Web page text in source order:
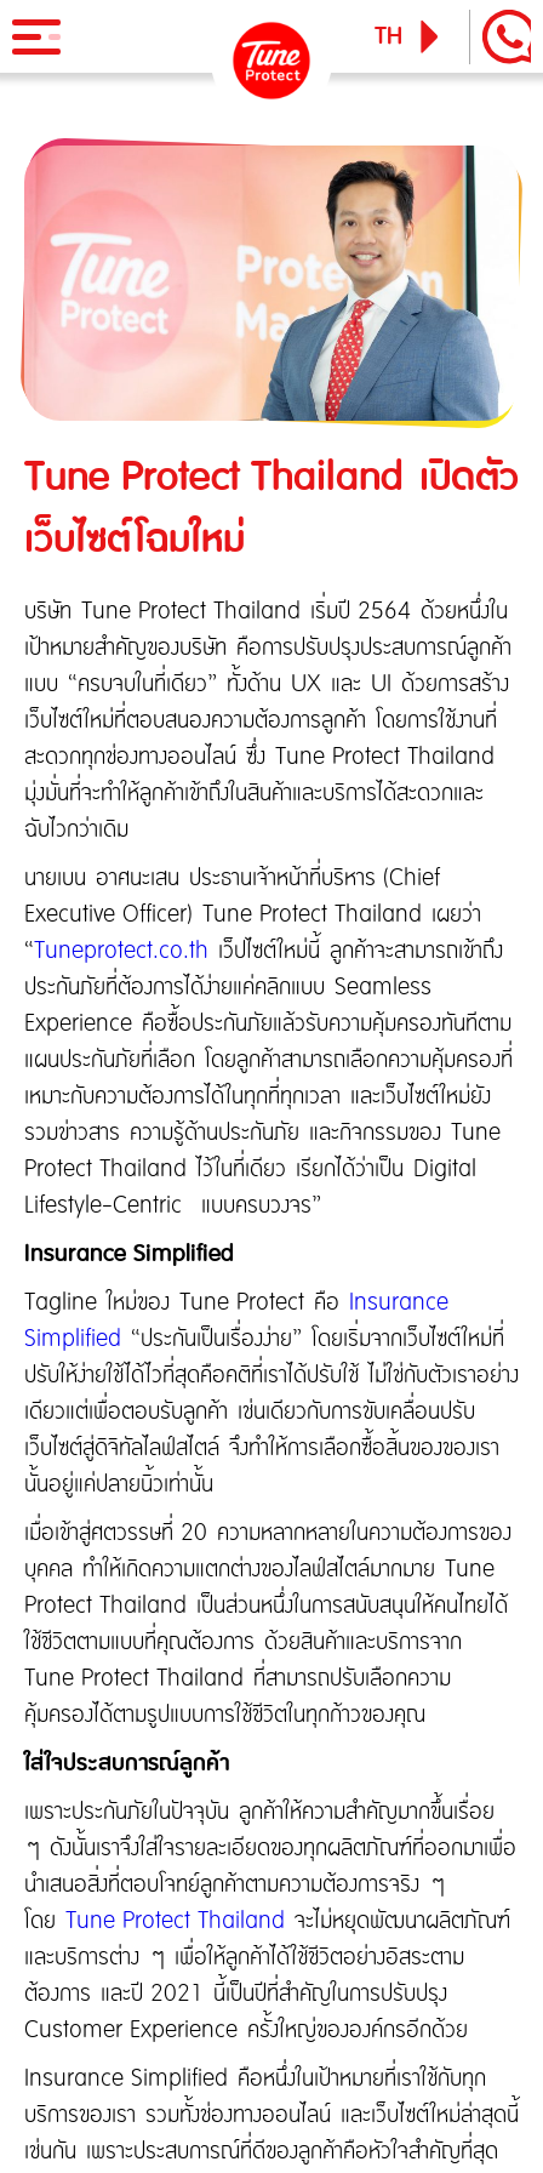
ผลิตภัณฑ์
ประกันภัยสำหรับบุคคล
ประกันภัยการเดินทาง
ทูน ไอพาส
ทูน ทราเวล ประกันเดินทางต่างประเทศ
ประกันภัยสำหรับธุรกิจ
ประกันความเสี่ยงภัยทุกชนิดสำหรับงานรับเหมาก่อสร้าง/ติดตั้ง
เครื่องจักร
ประกันภัยความเสี่ยงภัยทุกชนิดของเครื่องจักรที่ใช้ในงาน
ก่อสร้าง
ประกันความเสี่ยงภัยทุกชนิดของอุตสาหกรรม
ประกันภัยธุรกิจหยุดชะงัก
ประกันภัยทางทะเล และขนส่ง
ประกันอัคคีภัย
ข่าวสารและกิจกรรม
บริการ
Tune Care
Tune Connect
Lounge Pass
เรียกร้องสินไหม
บทความแนะนำ
ติดต่อเรา
เกี่ยวกับ Tune Protect
เกี่ยวกับ Tune Protect
ประวัติองค์กร
การกำกับดูแลกิจการ
รายงานประจำปี
ข้อมูลสำคัญทางการเงิน
TH
Tune Protect Thailand เปิดตัว
เว็บไซต์โฉมใหม่
บริษัท Tune Protect Thailand เริ่มปี 2564 ด้วยหนึ่งใน
เป้าหมายสำคัญของบริษัท คือการปรับปรุงประสบการณ์ลูกค้า
แบบ “ครบจบในที่เดียว” ทั้งด้าน UX และ UI ด้วยการสร้าง
เว็บไซต์ใหม่ที่ตอบสนองความต้องการลูกค้า โดยการใช้งานที่
สะดวกทุกช่องทางออนไลน์ ซึ่ง Tune Protect Thailand
มุ่งมั่นที่จะทำให้ลูกค้าเข้าถึงในสินค้าและบริการได้สะดวกและ
ฉับไวกว่าเดิม
นายเบน อาศนะเสน ประธานเจ้าหน้าที่บริหาร (Chief
Executive Officer) Tune Protect Thailand เผยว่า
“Tuneprotect.co.th เว็ปไซต์ใหม่นี้ ลูกค้าจะสามารถเข้าถึง
ประกันภัยที่ต้องการได้ง่ายแค่คลิกแบบ Seamless
Experience คือซื้อประกันภัยแล้วรับความคุ้มครองทันทีตาม
แผนประกันภัยที่เลือก โดยลูกค้าสามารถเลือกความคุ้มครองที่
เหมาะกับความต้องการได้ในทุกที่ทุกเวลา และเว็บไซต์ใหม่ยัง
รวมข่าวสาร ความรู้ด้านประกันภัย และกิจกรรมของ Tune
Protect Thailand ไว้ในที่เดียว เรียกได้ว่าเป็น Digital
Lifestyle-Centric แบบครบวงจร”
Insurance Simplified
Tagline ใหม่ของ Tune Protect คือ Insurance
Simplified “ประกันเป็นเรื่องง่าย” โดยเริ่มจากเว็บไซต์ใหม่ที่
ปรับให้ง่ายใช้ได้ไวที่สุดคือคติที่เราได้ปรับใช้ ไม่ใช่กับตัวเราอย่าง
เดียวแต่เพื่อตอบรับลูกค้า เช่นเดียวกับการขับเคลื่อนปรับ
เว็บไซต์สู่ดิจิทัลไลฟ์สไตล์ จึงทำให้การเลือกซื้อสิ้นของของเรา
นั้นอยู่แค่ปลายนิ้วเท่านั้น
เมื่อเข้าสู่ศตวรรษที่ 20 ความหลากหลายในความต้องการของ
บุคคล ทำให้เกิดความแตกต่างของไลฟ์สไตล์มากมาย Tune
Protect Thailand เป็นส่วนหนึ่งในการสนับสนุนให้คนไทยได้
ใช้ชีวิตตามแบบที่คุณต้องการ ด้วยสินค้าและบริการจาก
Tune Protect Thailand ที่สามารถปรับเลือกความ
คุ้มครองได้ตามรูปแบบการใช้ชีวิตในทุกก้าวของคุณ
ใส่ใจประสบการณ์ลูกค้า
เพราะประกันภัยในปัจจุบัน ลูกค้าให้ความสำคัญมากขึ้นเรื่อย
ๆ ดังนั้นเราจึงใส่ใจรายละเอียดของทุกผลิตภัณฑ์ที่ออกมาเพื่อ
นำเสนอสิ่งที่ตอบโจทย์ลูกค้าตามความต้องการจริง ๆ
โดย Tune Protect Thailand จะไม่หยุดพัฒนาผลิตภัณฑ์
และบริการต่าง ๆ เพื่อให้ลูกค้าได้ใช้ชีวิตอย่างอิสระตาม
ต้องการ และปี 2021 นี้เป็นปีที่สำคัญในการปรับปรุง
Customer Experience ครั้งใหญ่ขององค์กรอีกด้วย
Insurance Simplified คือหนึ่งในเป้าหมายที่เราใช้กับทุก
บริการของเรา รวมทั้งช่องทางออนไลน์ และเว็บไซต์ใหม่ล่าสุดนี้
เช่นกัน เพราะประสบการณ์ที่ดีของลูกค้าคือหัวใจสำคัญที่สุด